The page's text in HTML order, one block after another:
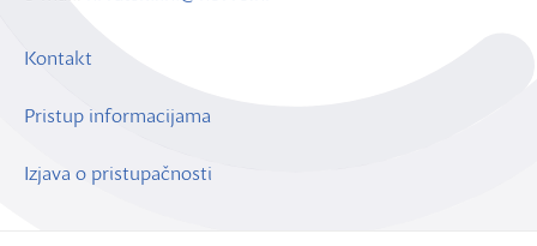
Kontakt
Pristup informacijama
Izjava o pristupačnosti